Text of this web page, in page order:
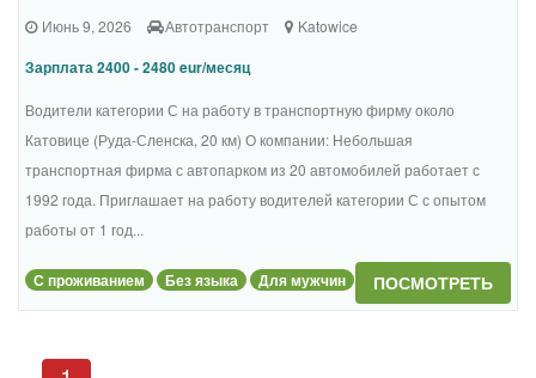
Июнь 9, 2026 Автотранспорт Katowice
Зарплата 2400 - 2480 eur/месяц
Водители категории С на работу в транспортную фирму около
Катовице (Руда-Сленска, 20 км) О компании: Небольшая
транспортная фирма с автопарком из 20 автомобилей работает с
1992 года. Приглашает на работу водителей категории С с опытом
работы от 1 год...
С проживанием Без языка Для мужчин ПОСМОТРЕТЬ